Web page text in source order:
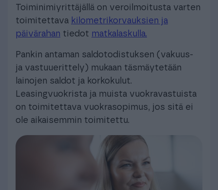
Toiminimiyrittäjällä on veroilmoitusta varten
toimitettava kilometrikorvauksien ja
päivärahan tiedot matkalaskulla.
Pankin antaman saldotodistuksen (vakuus-
ja vastuuerittely) mukaan täsmäytetään
lainojen saldot ja korkokulut.
Leasingvuokrista ja muista vuokravastuista
on toimitettava vuokrasopimus, jos sitä ei
ole aikaisemmin toimitettu.